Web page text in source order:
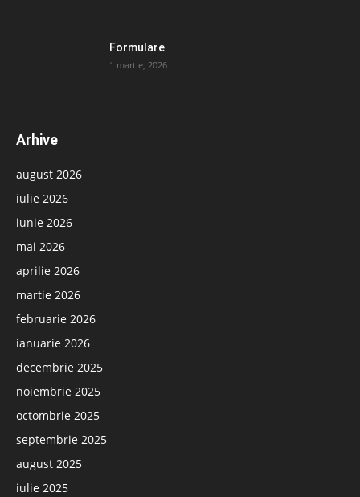
Formulare
1 martie, 2026
Arhive
august 2026
iulie 2026
iunie 2026
mai 2026
aprilie 2026
martie 2026
februarie 2026
ianuarie 2026
decembrie 2025
noiembrie 2025
octombrie 2025
septembrie 2025
august 2025
iulie 2025